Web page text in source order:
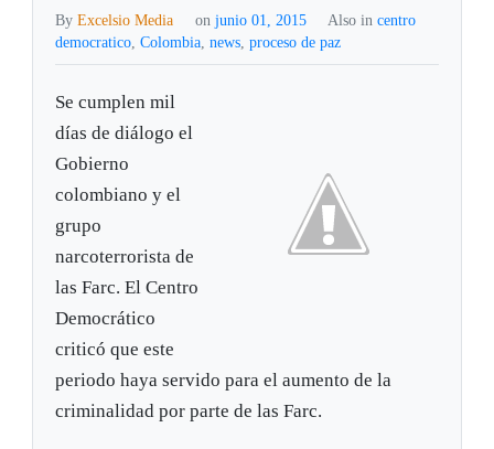
ByExcelsio Media on junio 01, 2015 Also in centro
democratico,Colombia,news,proceso de paz
Se cumplen mil
días de diálogo el
Gobierno
colombiano y el
grupo
narcoterrorista de
las Farc. El Centro
Democrático
criticó que este
periodo haya servido para el aumento de la
criminalidad por parte de las Farc.